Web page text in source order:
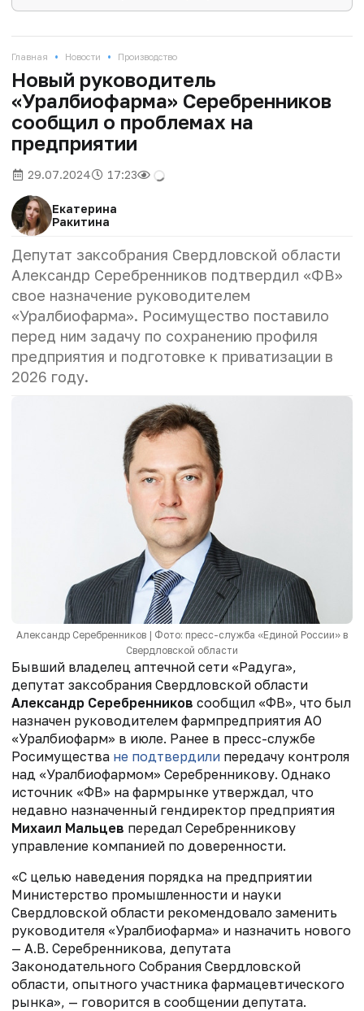
Главная • Новости • Производство
Новый руководитель
«Уралбиофарма» Серебренников
сообщил о проблемах на
предприятии
29.07.2024 17:23
Екатерина
Ракитина
Депутат заксобрания Свердловской области
Александр Серебренников подтвердил «ФВ»
свое назначение руководителем
«Уралбиофарма». Росимущество поставило
перед ним задачу по сохранению профиля
предприятия и подготовке к приватизации в
2026 году.
Александр Серебренников | Фото: пресс-служба «Единой России» в
Свердловской области
Бывший владелец аптечной сети «Радуга»,
депутат заксобрания Свердловской области
Александр Серебренников сообщил «ФВ», что был
назначен руководителем фармпредприятия АО
«Уралбиофарм» в июле. Ранее в пресс-службе
Росимущества не подтвердили передачу контроля
над «Уралбиофармом» Серебренникову. Однако
источник «ФВ» на фармрынке утверждал, что
недавно назначенный гендиректор предприятия
Михаил Мальцев передал Серебренникову
управление компанией по доверенности.
«С целью наведения порядка на предприятии
Министерство промышленности и науки
Свердловской области рекомендовало заменить
руководителя «Уралбиофарма» и назначить нового
— А.В. Серебренникова, депутата
Законодательного Собрания Свердловской
области, опытного участника фармацевтического
рынка», — говорится в сообщении депутата.